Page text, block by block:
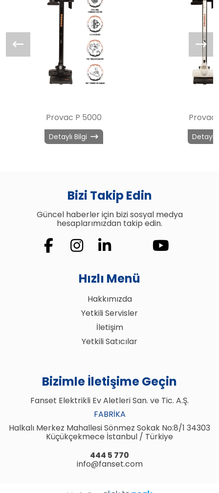
Provac P 5000
Detaylı Bilgi
Provac
Detaylı
Bizi Takip Edin
Güncel haberler için bizi sosyal medya
hesaplarımızdan takip edin.
Hızlı Menü
Hakkımızda
Yetkili Servisler
İletişim
Yetkili Satıcılar
Bizimle İletişime Geçin
Fanset Elektrikli Ev Aletleri San. ve Tic. A.Ş.
FABRIKA
Halkalı Merkez Mahallesi Sönmez Sokak No:8/1 34303
Küçükçekmece İstanbul / Türkiye
444 5 770
info@fanset.com